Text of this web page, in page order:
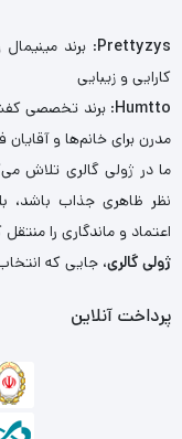
Prettyzys: برند
کارایی و زیبایی
Humtto: برند تخصصی
مدرن برای خانم‌ها و آقایان
ما در ژولی گالری تلاش
نظر ظاهری جذاب باشد،
اعتماد و ماندگاری را منتقل
ژولی گالری، جایی که
پرداخت آنلاین